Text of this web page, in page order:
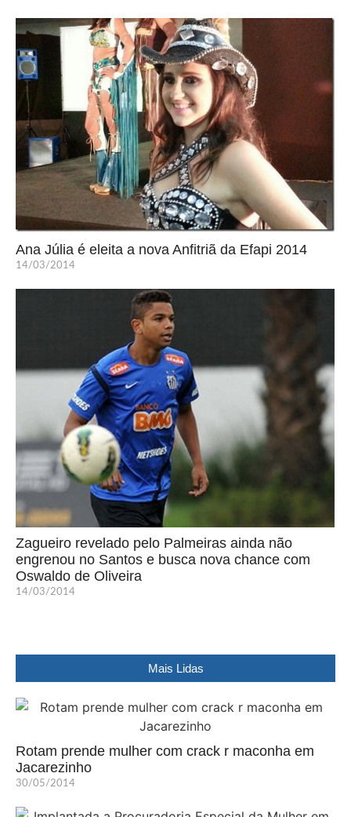
Ana Júlia é eleita a nova Anfitriã da Efapi 2014
14/03/2014
Zagueiro revelado pelo Palmeiras ainda não
engrenou no Santos e busca nova chance com
Oswaldo de Oliveira
14/03/2014
Mais Lidas
Rotam prende mulher com crack r maconha em
Jacarezinho
30/05/2014